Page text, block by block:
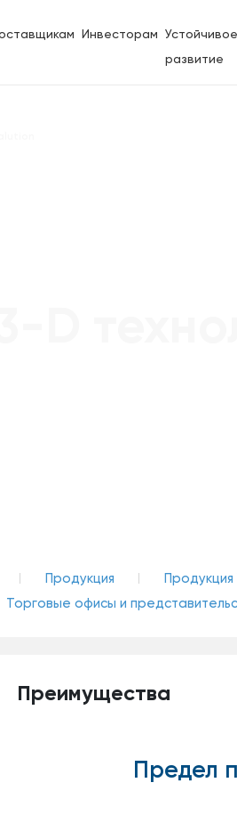
Инвесторам Устойчивое
развитие
Продукция Продукция
Торговые офисы и
Преимущества
Предел